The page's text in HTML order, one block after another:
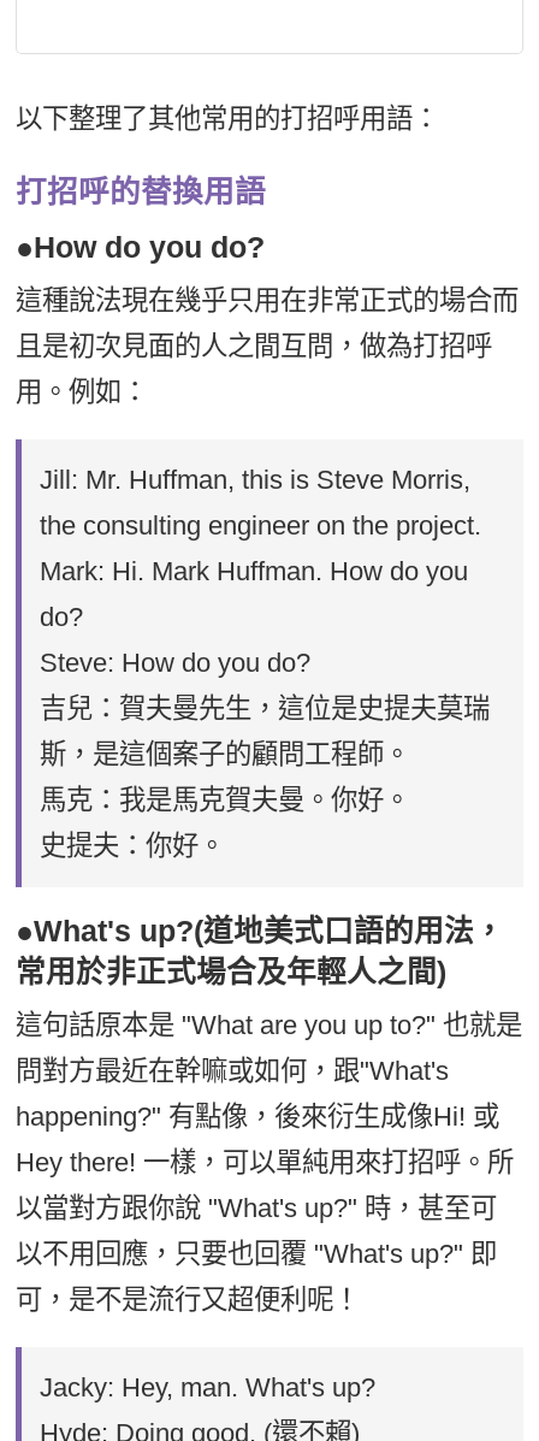
以下整理了其他常用的打招呼用語：
打招呼的替換用語
●How do you do?
這種說法現在幾乎只用在非常正式的場合而
且是初次見面的人之間互問，做為打招呼
用。例如：
Jill: Mr. Huffman, this is Steve Morris,
the consulting engineer on the project.
Mark: Hi. Mark Huffman. How do you
do?
Steve: How do you do?
吉兒：賀夫曼先生，這位是史提夫莫瑞
斯，是這個案子的顧問工程師。
馬克：我是馬克賀夫曼。你好。
史提夫：你好。
●What's up?(道地美式口語的用法，
常用於非正式場合及年輕人之間)
這句話原本是 "What are you up to?" 也就是
問對方最近在幹嘛或如何，跟"What's
happening?" 有點像，後來衍生成像Hi! 或
Hey there! 一樣，可以單純用來打招呼。所
以當對方跟你說 "What's up?" 時，甚至可
以不用回應，只要也回覆 "What's up?" 即
可，是不是流行又超便利呢！
Jacky: Hey, man. What's up?
Hyde: Doing good. (還不賴)